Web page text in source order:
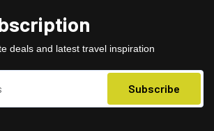
deals and latest travel inspiration